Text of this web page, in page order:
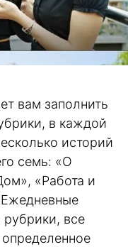
вам заполнить
в каждой
историй
семь: «О
«Работа и
все